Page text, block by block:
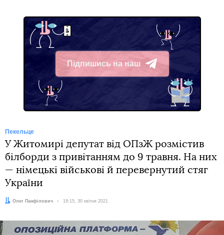
Підпишись на наш
Telegram
Пекельце
У Житомирі депутат від ОПзЖ розмістив
білборди з привітанням до 9 травня. На них
— німецькі військові й перевернутий стяг
України
Автор:
Олег Панфілович Дата:
19:15, 30 квітня 2021